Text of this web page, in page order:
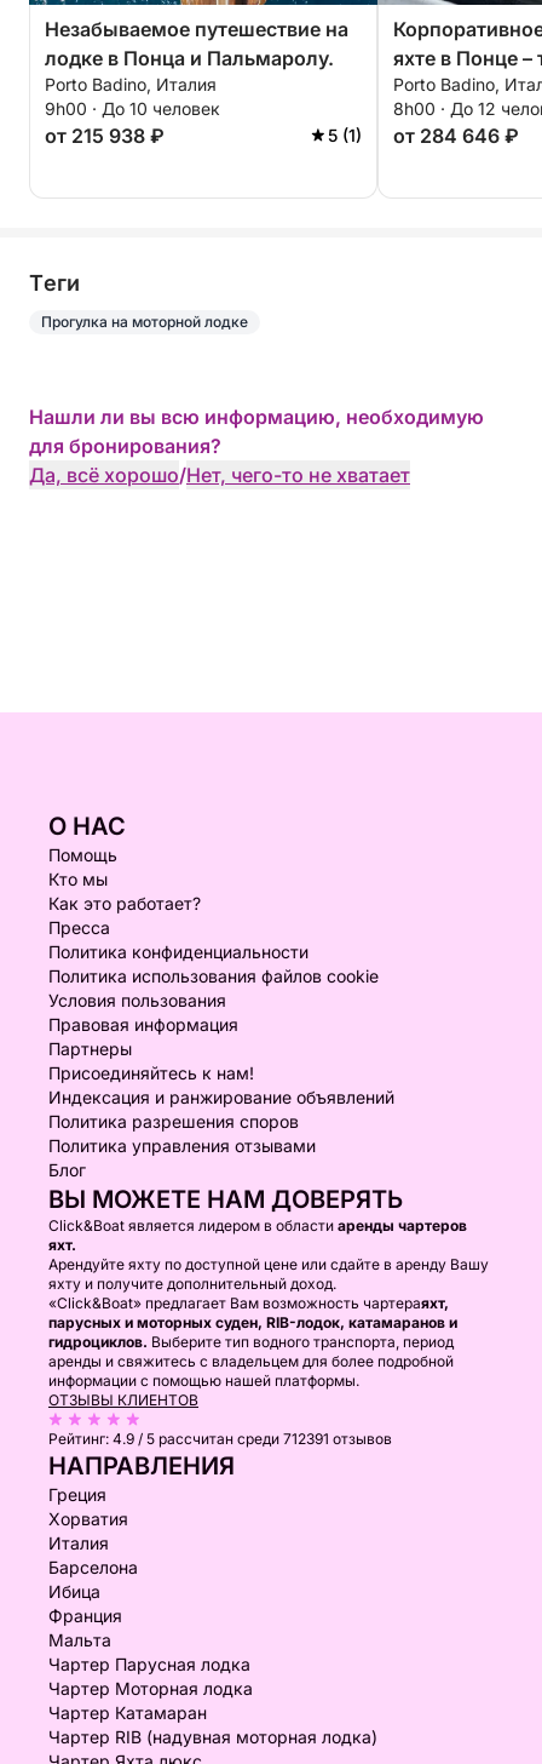
Незабываемое путешествие на
лодке в Понца и Пальмаролу.
Porto Badino, Италия
9h00 · До 10 человек
от 215 938 ₽ 5 (1)
яхте в Понце
роскошный
Porto Badino,
8h00 · До 12
от 284 646 ₽
Tеги
Прогулка на моторной лодке
Нашли ли вы всю информацию, необходимую
для бронирования?
Да, всё хорошо/Нет, чего-то не хватает
О НАС
Помощь
Кто мы
Как это работает?
Пресса
Политика конфиденциальности
Политика использования файлов cookie
Условия пользования
Правовая информация
Партнеры
Присоединяйтесь к нам!
Индексация и ранжирование объявлений
Политика разрешения споров
Политика управления отзывами
Блог
ВЫ МОЖЕТЕ НАМ ДОВЕРЯТЬ
Click&Boat является лидером в области аренды чартеров
яхт.
Арендуйте яхту по доступной цене или сдайте в аренду Вашу
яхту и получите дополнительный доход.
«Click&Boat» предлагает Вам возможность чартераяхт,
парусных и моторных суден, RIB-лодок, катамаранов и
гидроциклов. Выберите тип водного транспорта, период
аренды и свяжитесь с владельцем для более подробной
информации с помощью нашей платформы.
ОТЗЫВЫ КЛИЕНТОВ
Рейтинг: 4.9 / 5 рассчитан среди 712391 отзывов
НАПРАВЛЕНИЯ
Греция
Хорватия
Италия
Барселона
Ибица
Франция
Мальта
Чартер Парусная лодка
Чартер Моторная лодка
Чартер Катамаран
Чартер RIB (надувная моторная лодка)